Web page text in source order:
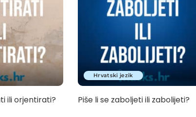
ili orjentirati?
Hrvatski jezik
Piše li se zaboljeti ili zabolijeti?